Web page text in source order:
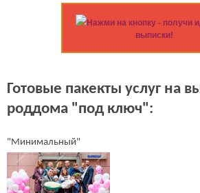
Нажми на кнопку - получи
выписки!
Готовые пакекты услуг на
роддома "под ключ":
"Минимальный"